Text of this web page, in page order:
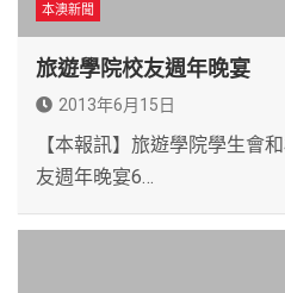
本澳新聞
旅遊學院校友週年晚宴
2013年6月15日
【本報訊】旅遊學院學生會
友週年晚宴6…